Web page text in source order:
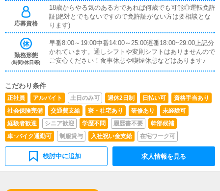
応募資格
18歳からやる気のある方であれば何歳でも可能◎運転免許
証(絶対とでもないですので免許証がない方は要相談とな
ります)
勤務形態
(時間/休日等)
早番8:00～19:00中番14:00～25:00遅番18:00~29:00上記分
かれています。通しシフトや変則シフトはありませんので
ご安心ください！食事休憩や喫煙休憩などはあります♪
こだわり条件
正社員 アルバイト 土日のみ可 週休2日制 日払い可
資格手当あり
社会保険完備
交通費支給 寮・社宅あり 研修あり
未経験可
経験者歓迎
シニア歓迎 学歴不問 履歴書不要
幹部候補
車･バイク通勤可
制服貸与 入社祝い金支給 在宅ワーク可
検討中に追加 求人情報を見る